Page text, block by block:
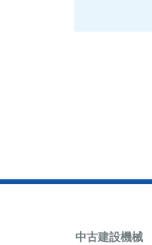
中古建設機械